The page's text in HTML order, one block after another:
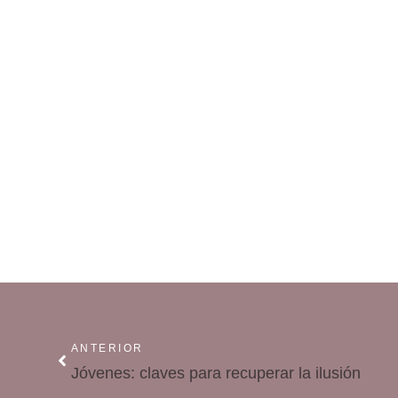
ANTERIOR
Jóvenes: claves para recuperar la ilusión